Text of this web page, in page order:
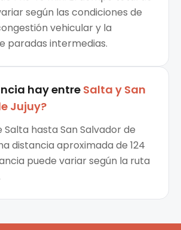
según las condiciones de
vehicular y la
paradas intermedias.
hay entreSalta y San
Jujuy?
Salta hasta San Salvador de
distancia aproximada de 124
puede variar según la ruta